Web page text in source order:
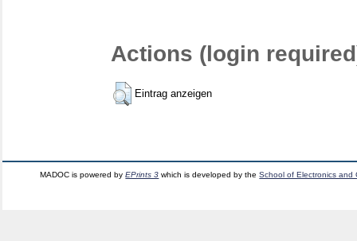
Actions (login
Eintrag anzeigen
MADOC is powered byEPrints 3 which is developed by theSchool of Electronics and